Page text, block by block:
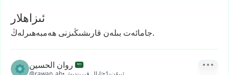
ئىزاھلار
جامائەت بىلەن قارىشىڭىزنى ھەمبەھىرلەڭ.
روان الحسين